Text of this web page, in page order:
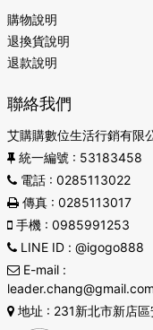
購物說明
退換貨說明
退款說明
聯絡我們
艾購購數位生活行銷有限
統一編號 : 53183458
電話: 0285113022
傳真: 0285113017
手機: 0985991253
LINE ID: @igogo888
E-mail:
leader.chang@gmail.com
地址 : 231新北市新店